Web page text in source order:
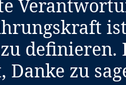
definieren.
Danke zu